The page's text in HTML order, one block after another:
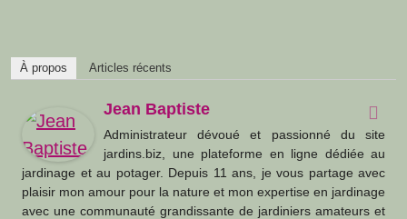
À propos Articles récents
Jean Baptiste
Administrateur dévoué et passionné du site
jardins.biz, une plateforme en ligne dédiée au
jardinage et au potager. Depuis 11 ans, je vous partage avec
plaisir mon amour pour la nature et mon expertise en jardinage
avec une communauté grandissante de jardiniers amateurs et